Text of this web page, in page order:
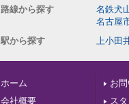
路線から探す
名鉄犬
名古屋
駅から探す
上小田
ホーム
会社概要
お
ス